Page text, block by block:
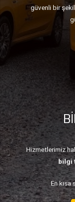
güvenli bir
Hizmetlerimiz
bilgi
En